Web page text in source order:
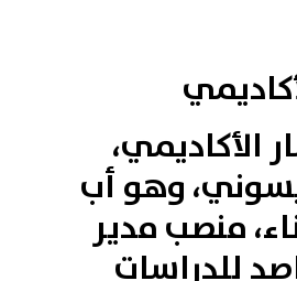
الأكاديمي،
وهو أب
منصب مدير
للدراسات